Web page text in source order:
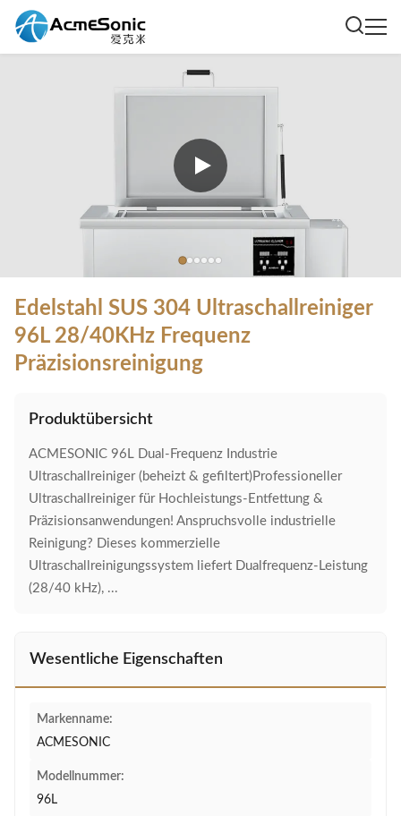
Edelstahl SUS 304 Ultraschallreiniger
96L 28/40KHz Frequenz
Präzisionsreinigung
Produktübersicht
ACMESONIC 96L Dual-Frequenz Industrie
Ultraschallreiniger (beheizt & gefiltert)Professioneller
Ultraschallreiniger für Hochleistungs-Entfettung &
Präzisionsanwendungen! Anspruchsvolle industrielle
Reinigung? Dieses kommerzielle
Ultraschallreinigungssystem liefert Dualfrequenz-Leistung
(28/40 kHz), ...
Wesentliche Eigenschaften
Markenname:
ACMESONIC
Modellnummer:
96L